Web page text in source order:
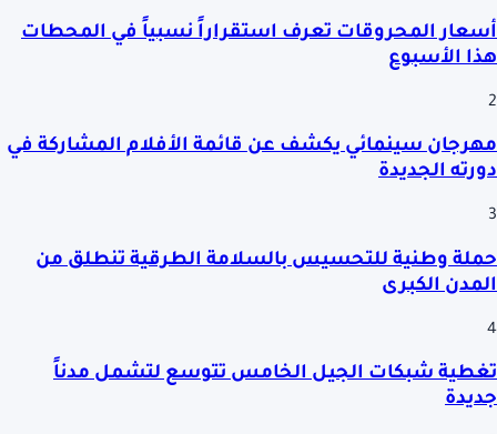
أسعار المحروقات تعرف استقراراً نسبياً في المحطات
هذا الأسبوع
2
مهرجان سينمائي يكشف عن قائمة الأفلام المشاركة في
دورته الجديدة
3
حملة وطنية للتحسيس بالسلامة الطرقية تنطلق من
المدن الكبرى
4
تغطية شبكات الجيل الخامس تتوسع لتشمل مدناً
جديدة